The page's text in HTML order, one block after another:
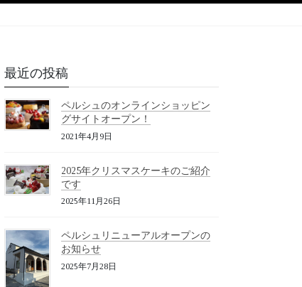
最近の投稿
ペルシュのオンラインショッピン
グサイトオープン！
2021年4月9日
2025年クリスマスケーキのご紹介
です
2025年11月26日
ペルシュリニューアルオープンの
お知らせ
2025年7月28日